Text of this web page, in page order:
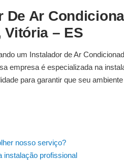
De Ar
Vitória – ES
um Instalador de Ar
empresa é especializada na
para garantir que seu
nosso serviço?
instalação profissional